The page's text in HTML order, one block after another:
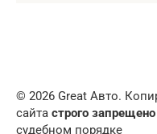
© 2026 Great Авто.
сайта строго запрещено
судебном порядке